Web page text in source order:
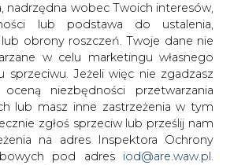
nadrzędna wobec Twoich interesów,
lub podstawa do ustalenia,
obrony roszczeń. Twoje dane nie
w celu marketingu własnego
sprzeciwu. Jeżeli więc nie zgadzasz
niezbędności przetwarzania
lub masz inne zastrzeżenia w tym
zgłoś sprzeciw lub prześlij nam
na adres Inspektora Ochrony
pod adres iod@are.waw.pl.
transportu może
wiele możliwości dla
stwierdził Brandon
sympozjum World
Symposium 2018
się w Londynie.
pojazdów elektrycznych (electric